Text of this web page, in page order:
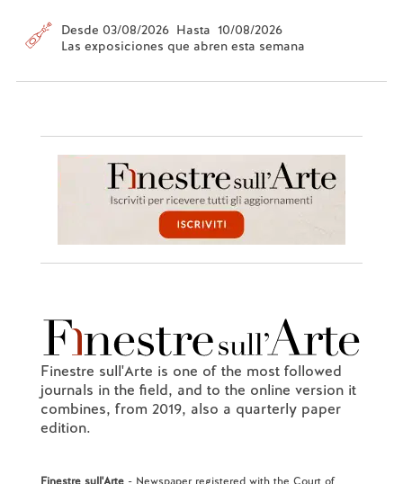
Desde 03/08/2026 Hasta 10/08/2026
Las exposiciones que abren esta semana
Finestre sull'Arte is one of the most followed
journals in the field, and to the online version it
combines, from 2019, also a quarterly paper
edition.
Finestre sull'Arte- Newspaper registered with the Court of